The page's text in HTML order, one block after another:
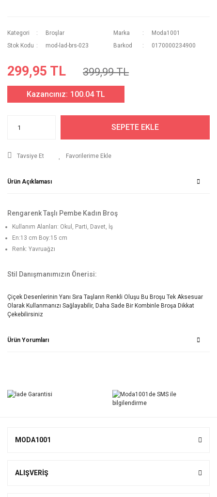
Kategori Broşlar Marka
Moda1001
Stok Kodu
mod-lad-brs-023 Barkod 0170000234900
299,95 TL 399,99 TL
Kazancınız: 100.04 TL
SEPETE EKLE
Tavsiye Et
Ürün Açıklaması
Rengarenk Taşlı Pembe Kadın Broş
Kullanım Alanları: Okul, Parti, Davet, İş
En:13 cm Boy:15 cm
Renk: Yavruağzı
Stil Danışmanımızın Önerisi:
Çiçek Desenlerinin Yanı Sıra Taşların Renkli Oluşu Bu Broşu Tek Aksesuar
Olarak Kullanmanızı Sağlayabilir, Daha Sade Bir Kombinle Broşa Dikkat
Çekebilirsiniz
Ürün Yorumları
Yorum Yaz
MODA1001
ALIŞVERİŞ